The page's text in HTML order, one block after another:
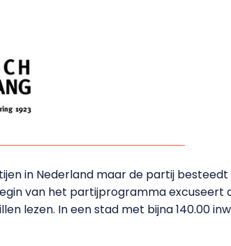
in Nederland maar de partij
van het partijprogramma
lezen. In een stad met bijna 140.00